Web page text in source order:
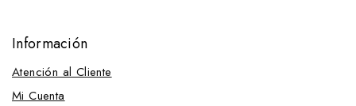
Información
Atención al Cliente
Mi Cuenta